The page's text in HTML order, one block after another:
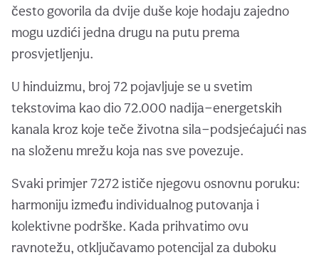
često govorila da dvije duše koje hodaju zajedno
mogu uzdići jedna drugu na putu prema
prosvjetljenju.
U hinduizmu, broj 72 pojavljuje se u svetim
tekstovima kao dio 72.000 nadija—energetskih
kanala kroz koje teče životna sila—podsjećajući nas
na složenu mrežu koja nas sve povezuje.
Svaki primjer 7272 ističe njegovu osnovnu poruku:
harmoniju između individualnog putovanja i
kolektivne podrške. Kada prihvatimo ovu
ravnotežu, otključavamo potencijal za duboku